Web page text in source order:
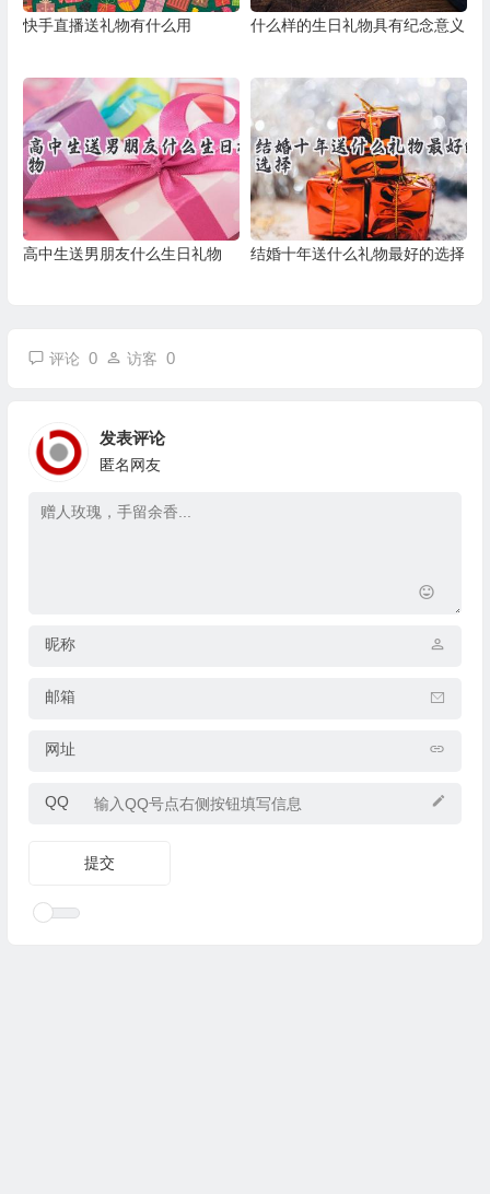
快手直播送礼物有什么用 什么样的生日礼物具有纪念意义
高中生送男朋友什么生日礼物 结婚十年送什么礼物最好的选择
评论 0 访客 0
发表评论
匿名网友
昵称
邮箱
网址
QQ